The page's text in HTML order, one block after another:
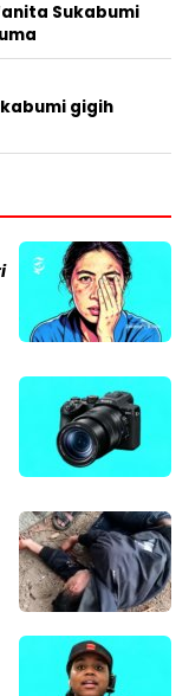
Sukabumi
gigih